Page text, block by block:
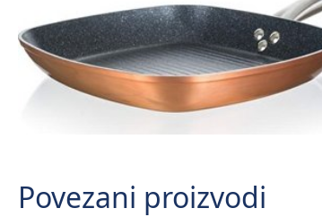
Horeca
d.o.o
Povezani proizvodi